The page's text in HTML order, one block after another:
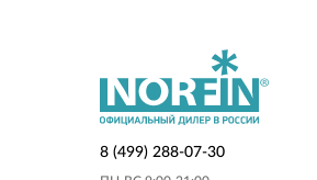
8 (499) 288-07-30